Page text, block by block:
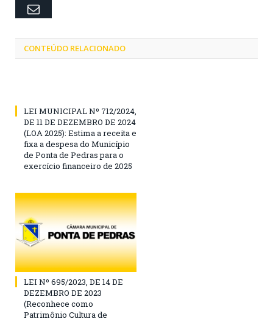
Email
CONTEÚDO RELACIONADO
LEI MUNICIPAL Nº 712/2024,
DE 11 DE DEZEMBRO DE 2024
(LOA 2025): Estima a receita e
fixa a despesa do Município
de Ponta de Pedras para o
exercício financeiro de 2025
LEI Nº 695/2023, DE 14 DE
DEZEMBRO DE 2023
(Reconhece como
Patrimônio Cultura de